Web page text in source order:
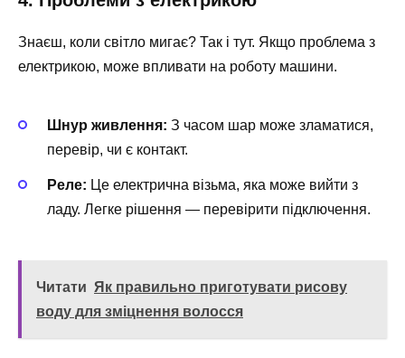
Знаєш, коли світло мигає? Так і тут. Якщо проблема з
електрикою, може впливати на роботу машини.
Шнур живлення: З часом шар може зламатися,
перевір, чи є контакт.
Реле: Це електрична візьма, яка може вийти з
ладу. Легке рішення — перевірити підключення.
Читати Як правильно приготувати рисову
воду для зміцнення волосся